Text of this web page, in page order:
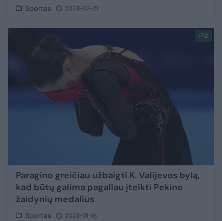
Sportas 2023-02-21
2
Paragino greičiau užbaigti K. Valijevos bylą,
kad būtų galima pagaliau įteikti Pekino
žaidynių medalius
Sportas 2023-01-16